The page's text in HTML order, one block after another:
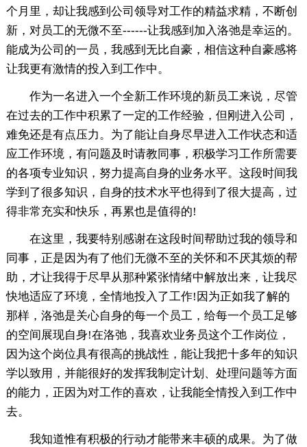
个月里，却让我感到公司领导对工作的精益求精，不断创
新，对员工的无微不至------让我感到加入洛弛是幸运的。
能成为公司的一员，我感到无比自豪，相信这种自豪感将
让我更有激情的投入到工作中。
作为一名进入一个全新工作环境的新员工来说，尽管
在过去的工作中积累了一定的工作经验，但刚进入公司，
难免还是有点压力。为了能让自身尽早进入工作状态和适
应工作环境，有问题及时请教同事，积极学习工作所需要
的各项专业知识，努力提高自身的业务水平。这段时间我
学到了很多知识，自身的技术水平也得到了很大提高，过
得非常充实和快乐，再累也是值得的!
在这里，我要特别感谢在这段时间帮助过我的领导和
同事，正是因为有了他们无微不至的关怀和不厌其烦的帮
助，才让我得于尽早从那种紧张情绪中解放出来，让我尽
快地适应了环境，全情地投入了工作!因为正如我了解的
那样，洛弛是关心自身的每一个员工，给每一个员工足够
的空间展现自身!在洛弛，我喜欢业务员这个工作岗位，
因为这个岗位具有很高的挑战性，能让我把十多年的知识
学以致用，并能很好的发挥我制定计划、处理问题等方面
的能力，正因为对工作的喜欢，让我能全情投入到工作中
去。
我知道惟有积极的行动才能带来丰硕的成果。为了做